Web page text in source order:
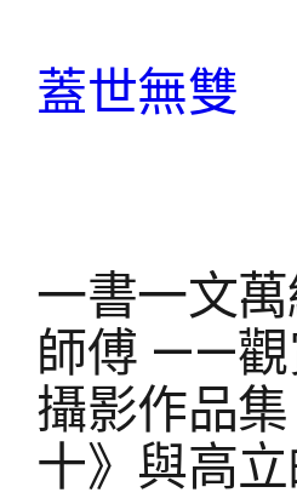
蓋世無雙
一書一文
師傅 ——觀
攝影作品
十》與高